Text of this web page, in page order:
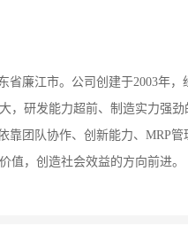
廉江市。公司创建于2003年，
，研发能力超前、制造实力强
团队协作、创新能力、MRP管
值，创造社会效益的方向前进。